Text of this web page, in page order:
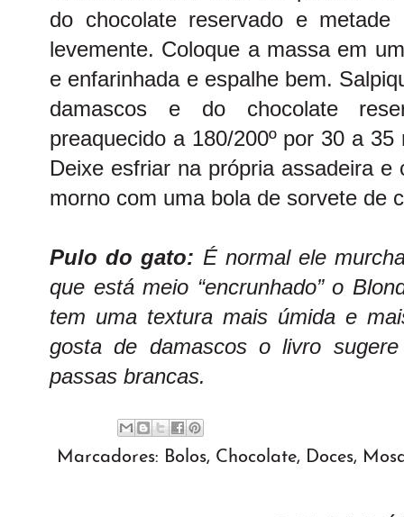
do chocolate reservado e
levemente. Coloque a massa em
e enfarinhada e espalhe bem.
damascos e do chocolate
preaquecido a 180/200º por 30 a
Deixe esfriar na própria assadeira
morno com uma bola de sorvete de
Pulo do gato: É normal ele
que está meio “encrunhado” o
tem uma textura mais úmida e
gosta de damascos o livro
passas brancas.
Marcadores: Bolos, Chocolate, Doces,